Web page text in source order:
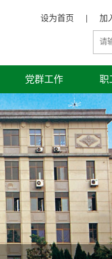
加
设为首页
党群工作 职